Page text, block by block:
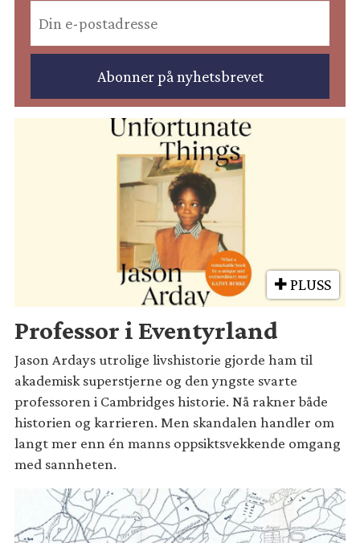
PLUSS
Professor i Eventyrland
Jason Ardays utrolige livshistorie gjorde ham til
akademisk superstjerne og den yngste svarte
professoren i Cambridges historie. Nå rakner både
historien og karrieren. Men skandalen handler om
langt mer enn én manns oppsiktsvekkende omgang
med sannheten.